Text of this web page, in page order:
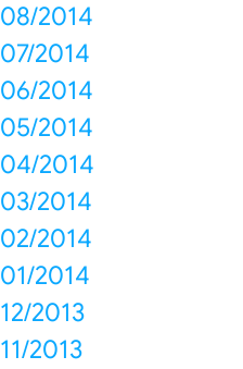
08/2014
07/2014
06/2014
05/2014
04/2014
03/2014
02/2014
01/2014
12/2013
11/2013